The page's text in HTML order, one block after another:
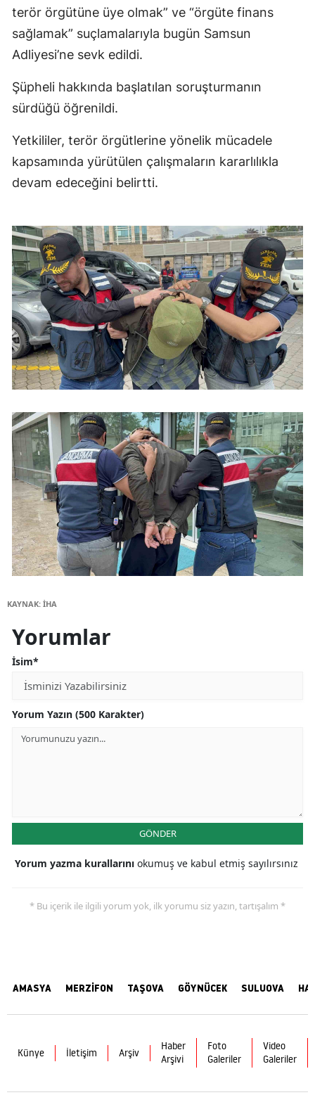
terör örgütüne üye olmak” ve “örgüte finans
sağlamak” suçlamalarıyla bugün Samsun
Adliyesi’ne sevk edildi.
Şüpheli hakkında başlatılan soruşturmanın
sürdüğü öğrenildi.
Yetkililer, terör örgütlerine yönelik mücadele
kapsamında yürütülen çalışmaların kararlılıkla
devam edeceğini belirtti.
KAYNAK: İHA
Yorumlar
İsim*
Yorum Yazın (500 Karakter)
GÖNDER
Yorum yazma kurallarını okumuş ve kabul etmiş sayılırsınız
* Bu içerik ile ilgili yorum yok, ilk yorumu siz yazın, tartışalım *
AMASYA MERZİFON TAŞOVA GÖYNÜCEK SULUOVA
Künye İletişim Arşiv
Haber
Arşivi
Foto
Galeriler
Video
Galeriler